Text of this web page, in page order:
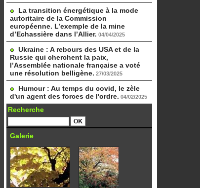
La transition énergétique à la mode
autoritaire de la Commission
européenne. L’exemple de la mine
d’Echassière dans l’Allier. 04/04/2025
Ukraine : A rebours des USA et de la
Russie qui cherchent la paix,
l’Assemblée nationale française a voté
une résolution belligène. 27/03/2025
Humour : Au temps du covid, le zèle
d'un agent des forces de l'ordre. 04/02/2025
Recherche
Galerie